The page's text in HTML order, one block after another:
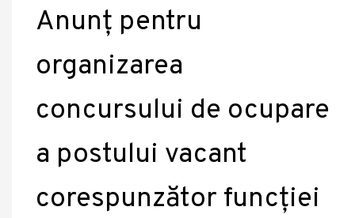
Anunț pentru
organizarea
concursului de ocupare
a postului vacant
corespunzător funcției